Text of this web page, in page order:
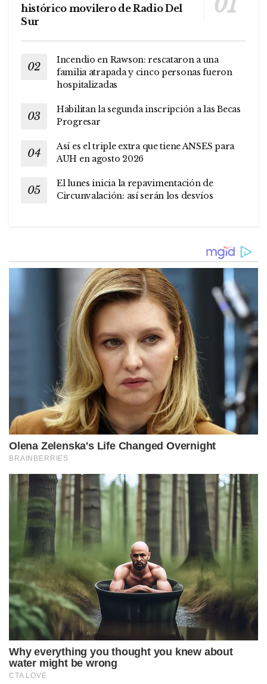
histórico movilero de Radio Del
Sur
Incendio en Rawson: rescataron a una
familia atrapada y cinco personas fueron
hospitalizadas
Habilitan la segunda inscripción a las Becas
Progresar
Así es el triple extra que tiene ANSES para
AUH en agosto 2026
El lunes inicia la repavimentación de
Circunvalación: así serán los desvíos